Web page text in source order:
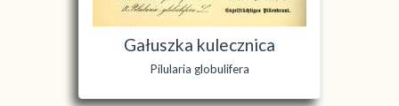
Gałuszka kulecznica
Pilularia globulifera